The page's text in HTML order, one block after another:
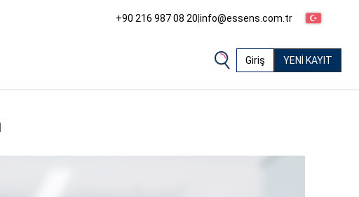
+90 216 987 08 20|info@essens.com.tr
Giriş YENİ KAYIT